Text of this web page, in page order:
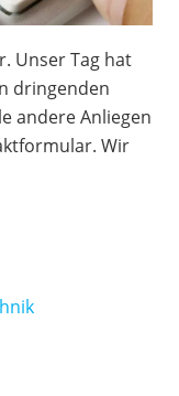
Unser Tag hat
dringenden
andere Anliegen
Wir